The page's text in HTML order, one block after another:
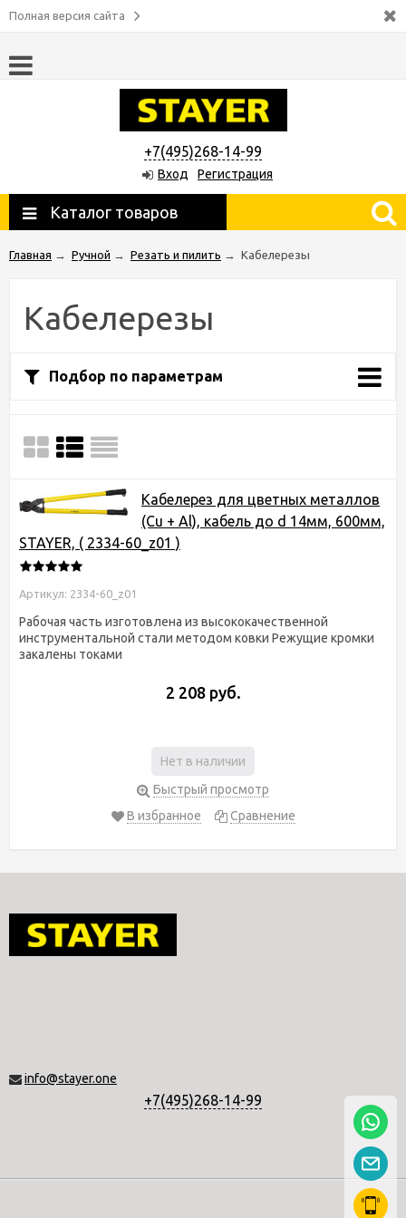
Полная версия сайта
+7(495)268-14-99
Вход Регистрация
Каталог товаров
Главная → Ручной → Резать и пилить → Кабелерезы
Кабелерезы
Подбор по параметрам
Кабелерез для цветных металлов
(Cu + Al), кабель до d 14мм, 600мм,
STAYER, ( 2334-60_z01 )
Артикул: 2334-60_z01
Рабочая часть изготовлена из высококачественной
инструментальной стали методом ковки Режущие кромки
закалены токами
2 208 руб.
Нет в наличии
Быстрый просмотр
В избранное
Сравнение
info@stayer.one
+7(495)268-14-99